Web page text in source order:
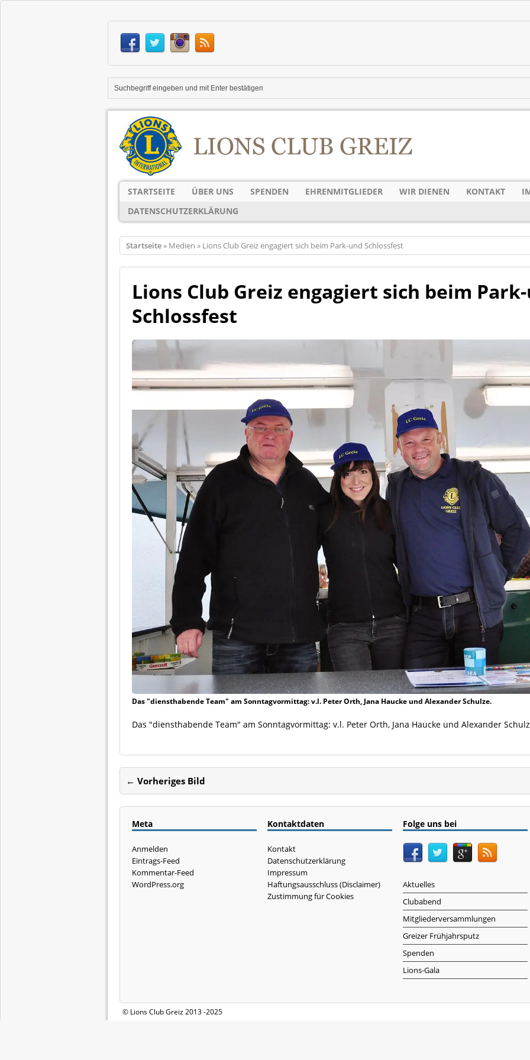
STARTSEITE ÜBER UNS SPENDEN EHRENMITGLIEDER WIR DIENEN KONTAKT
DATENSCHUTZERKLÄRUNG
Startseite» Medien » Lions Club Greiz engagiert sich beim Park-und Schlossfest
Lions Club Greiz engagiert sich beim
Schlossfest
Das "diensthabende Team" am Sonntagvormittag: v.l. Peter Orth, Jana Haucke und Alexander Schulze.
Das "diensthabende Team" am Sonntagvormittag: v.l. Peter Orth, Jana Haucke und Alexander
← Vorheriges Bild
Meta
Anmelden
Eintrags-Feed
Kommentar-Feed
WordPress.org
Kontaktdaten
Kontakt
Datenschutzerklärung
Impressum
Haftungsausschluss (Disclaimer)
Zustimmung für Cookies
Folge uns bei
Aktuelles
Clubabend
Mitgliederversammlungen
Greizer Frühjahrsputz
Spenden
Lions-Gala
© Lions Club Greiz 2013 -2025